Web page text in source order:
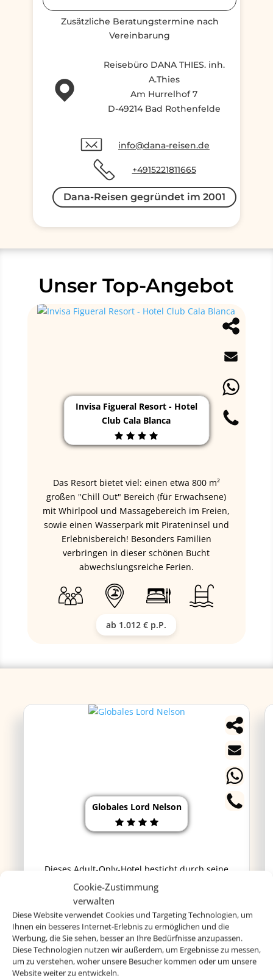
Cookie-Zustimmung
verwalten
Diese Website verwendet Cookies und Targeting Technologien, um
Ihnen ein besseres Internet-Erlebnis zu ermöglichen und die
Werbung, die Sie sehen, besser an Ihre Bedürfnisse anzupassen.
Diese Technologien nutzen wir außerdem, um Ergebnisse zu messen,
um zu verstehen, woher unsere Besucher kommen oder um unsere
Website weiter zu entwickeln.
Zusätzliche Beratungstermine nach
Vereinbarung
Reisebüro DANA THIES. inh.
A.Thies
Am Hurrelhof 7
D-49214 Bad Rothenfelde
info@dana-reisen.de
+4915221811665
Dana-Reisen gegründet im 2001
Unser Top-Angebot
Invisa Figueral Resort - Hotel
Club Cala Blanca
Das Resort bietet viel: einen etwa 800 m²
großen "Chill Out" Bereich (für Erwachsene)
mit Whirlpool und Massagebereich im Freien,
sowie einen Wasserpark mit Pirateninsel und
Erlebnisbereich! Besonders Familien
verbringen in dieser schönen Bucht
abwechslungsreiche Ferien.
ab 1.012 € p.P.
Globales Lord Nelson
Dieses Adult-Only-Hotel besticht durch seine
traumhafte Lage unweit des wunderschönen
Sandstrandes Santo Tomas. Der perfekte Ort für
entspannte Urlaubstage.
ab 1.229 € p.P.